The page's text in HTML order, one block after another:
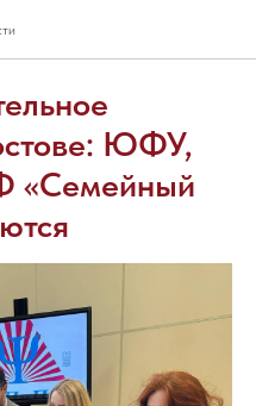
ЮФУ,
«Семейный